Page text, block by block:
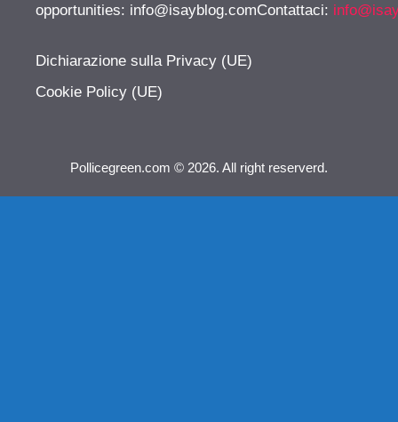
opportunities: info@isayblog.comContattaci:
Dichiarazione sulla Privacy (UE)
Cookie Policy (UE)
Pollicegreen.com © 2026. All right reserverd.